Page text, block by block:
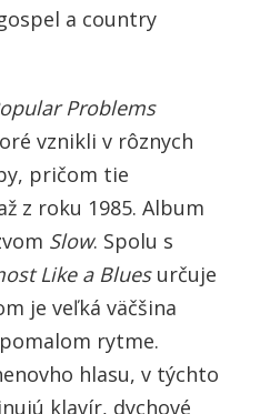
a country
Problems
vznikli v rôznych
pričom tie
z roku 1985. Album
Slow. Spolu s
Like a Bluesurčuje
je veľká väčšina
rytme.
hlasu, v týchto
klavír, dychové